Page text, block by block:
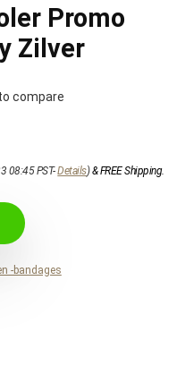
Promo
Zilver
compare
08:45 PST-Details)&FREE Shipping.
-bandages